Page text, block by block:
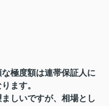
極度額は連帯保証人に
ます。
しいですが、相場とし